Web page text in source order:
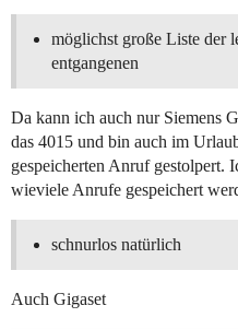
möglichst große Liste der
entgangenen
Da kann ich auch nur Siemens
das 4015 und bin auch im
gespeicherten Anruf gestolpert.
wieviele Anrufe gespeichert
schnurlos natürlich
Auch Gigaset